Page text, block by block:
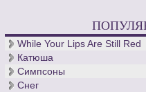
While Your Lips Are Still Red
Катюша
Симпсоны
Снег